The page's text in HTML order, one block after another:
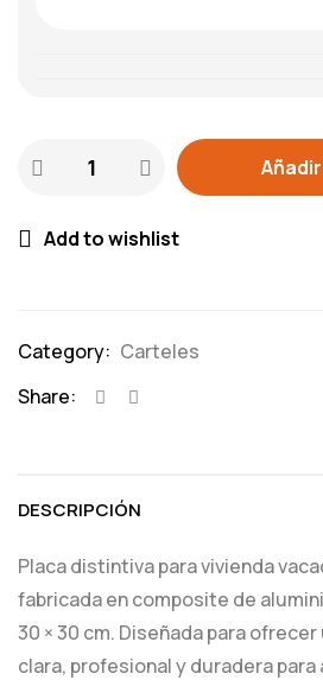
Add to wishlist
Category: Carteles
Share:
DESCRIPCIÓN
Placa distintiva para vivienda
fabricada en composite de
30 × 30 cm. Diseñada para
clara, profesional y duradera